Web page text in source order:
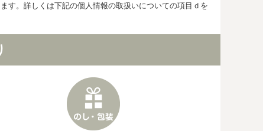
す。詳しくは下記の個人情報の取扱いについての項目ｄを